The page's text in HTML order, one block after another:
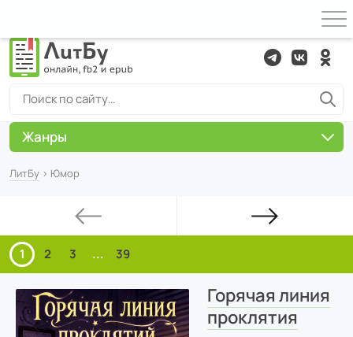
ЛитБу › Юмор
1 2 3 ... 39
Горячая линия
проклятия
Жанры